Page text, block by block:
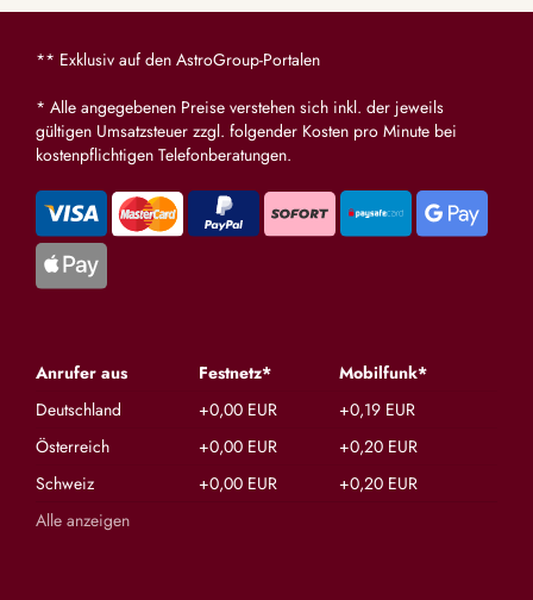
** Exklusiv auf den AstroGroup-Portalen
* Alle angegebenen Preise verstehen sich inkl. der jeweils
gültigen Umsatzsteuer zzgl. folgender Kosten pro Minute bei
kostenpflichtigen Telefonberatungen.
Anrufer aus Festnetz*
Mobilfunk*
Deutschland
+0,00 EUR
+0,19 EUR
Österreich
+0,00 EUR
+0,20 EUR
Schweiz
+0,00 EUR
+0,20 EUR
Alle anzeigen